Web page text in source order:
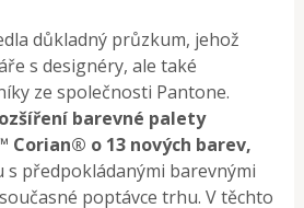
důkladný průzkum, jehož
s designéry, ale také
ze společnosti Pantone.
barevné palety
Corian® o 13 nových barev,
s předpokládanými barevnými
poptávce trhu. V těchto